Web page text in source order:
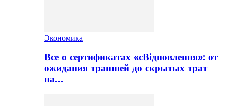
Экономика
Все о сертификатах «єВідновлення»: от
ожидания траншей до скрытых трат
на…